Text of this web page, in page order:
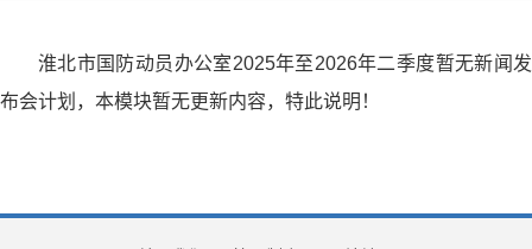
淮北市国防动员办公室2025年至2026年二季度暂无新闻发
布会计划，本模块暂无更新内容，特此说明！